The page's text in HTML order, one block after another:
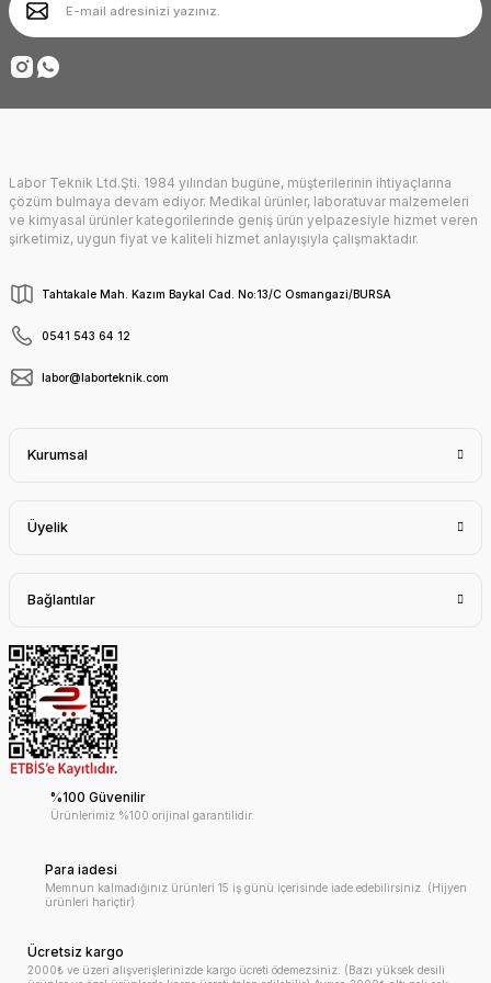
Ürün fiyatı diğer sitelerden daha pahalı.
Bu ürüne benzer farklı alternatifler olmalı.
Gönder
Deneyimini Paylaş
Labor Teknik Ltd.Şti. 1984 yılından bugüne, müşterilerinin ihtiyaçlarına
çözüm bulmaya devam ediyor. Medikal ürünler, laboratuvar malzemeleri
ve kimyasal ürünler kategorilerinde geniş ürün yelpazesiyle hizmet veren
şirketimiz, uygun fiyat ve kaliteli hizmet anlayışıyla çalışmaktadır.
Tahtakale Mah. Kazım Baykal Cad. No:13/C Osmangazi/BURSA
0541 543 64 12
labor@laborteknik.com
Kurumsal
Üyelik
Bağlantılar
%100 Güvenilir
Ürünlerimiz %100 orijinal garantilidir.
Para iadesi
Memnun kalmadığınız ürünleri 15 iş günü içerisinde iade edebilirsiniz. (Hijyen
ürünleri hariçtir)
Ücretsiz kargo
2000₺ ve üzeri alışverişlerinizde kargo ücreti ödemezsiniz. (Bazı yüksek desili